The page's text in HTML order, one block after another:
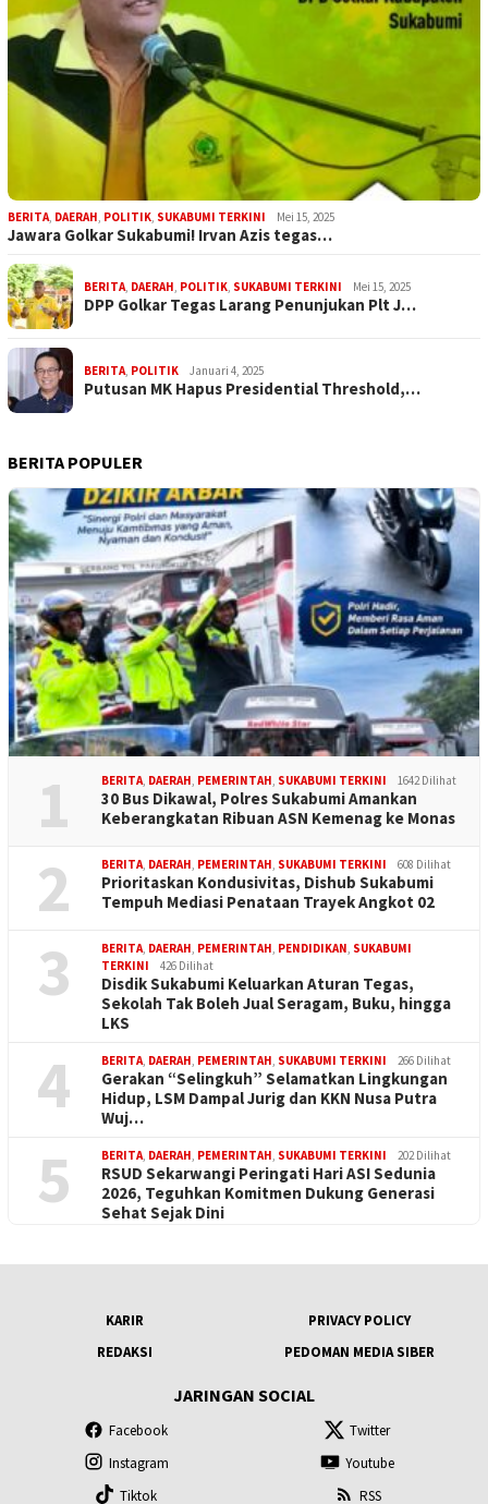
BERITA, DAERAH, POLITIK, SUKABUMI TERKINI Mei 15, 2025
Jawara Golkar Sukabumi! Irvan Azis tegas…
BERITA, DAERAH, POLITIK, SUKABUMI TERKINI Mei 15, 2025
DPP Golkar Tegas Larang Penunjukan Plt J…
BERITA, POLITIK Januari 4, 2025
Putusan MK Hapus Presidential Threshold,…
BERITA POPULER
1 BERITA, DAERAH, PEMERINTAH, SUKABUMI TERKINI 1642 Dilihat
30 Bus Dikawal, Polres Sukabumi Amankan
Keberangkatan Ribuan ASN Kemenag ke Monas
2 BERITA, DAERAH, PEMERINTAH, SUKABUMI TERKINI 608 Dilihat
Prioritaskan Kondusivitas, Dishub Sukabumi
Tempuh Mediasi Penataan Trayek Angkot 02
3 BERITA, DAERAH, PEMERINTAH, PENDIDIKAN, SUKABUMI
TERKINI
426 Dilihat
Disdik Sukabumi Keluarkan Aturan Tegas,
Sekolah Tak Boleh Jual Seragam, Buku, hingga
LKS
4 BERITA, DAERAH, PEMERINTAH, SUKABUMI TERKINI 266 Dilihat
Gerakan “Selingkuh” Selamatkan Lingkungan
Hidup, LSM Dampal Jurig dan KKN Nusa Putra
Wuj…
5 BERITA, DAERAH, PEMERINTAH, SUKABUMI TERKINI 202 Dilihat
RSUD Sekarwangi Peringati Hari ASI Sedunia
2026, Teguhkan Komitmen Dukung Generasi
Sehat Sejak Dini
KARIR
PRIVACY POLICY
REDAKSI
PEDOMAN MEDIA SIBER
JARINGAN SOCIAL
Facebook
Twitter
Instagram
Youtube
Tiktok
RSS